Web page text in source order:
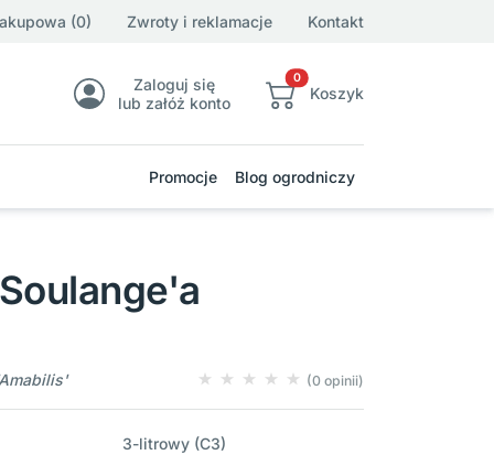
(0) Zwroty i reklamacje Kontakt
Zaloguj się
lub załóż konto
0
Koszyk
Promocje Blog ogrodniczy
(0 opinii)
3-litrowy (C3)